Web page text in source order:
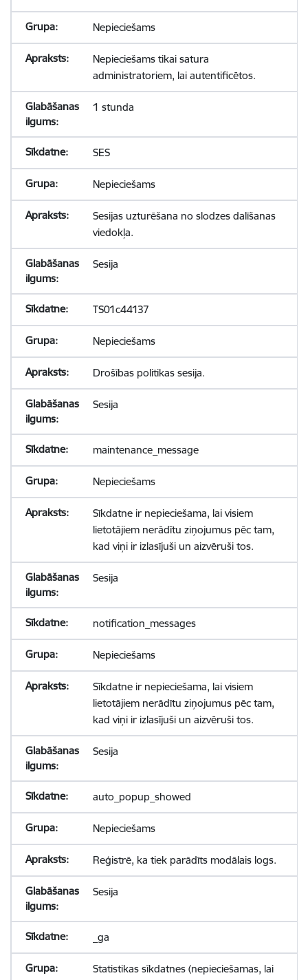
Nepieciešams
Nepieciešams tikai satura
administratoriem, lai autentificētos.
1 stunda
SES
Nepieciešams
Sesijas uzturēšana no slodzes dalīšanas
viedokļa.
Sesija
TS01c44137
Nepieciešams
Drošības politikas sesija.
Sesija
maintenance_message
Nepieciešams
Sīkdatne ir nepieciešama, lai visiem
lietotājiem nerādītu ziņojumus pēc tam,
kad viņi ir izlasījuši un aizvēruši tos.
Sesija
notification_messages
Nepieciešams
Sīkdatne ir nepieciešama, lai visiem
lietotājiem nerādītu ziņojumus pēc tam,
kad viņi ir izlasījuši un aizvēruši tos.
Sesija
auto_popup_showed
Nepieciešams
Reģistrē, ka tiek parādīts modālais logs.
Sesija
_ga
Statistikas sīkdatnes (nepieciešamas, lai